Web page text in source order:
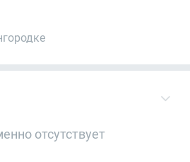
отсутствует